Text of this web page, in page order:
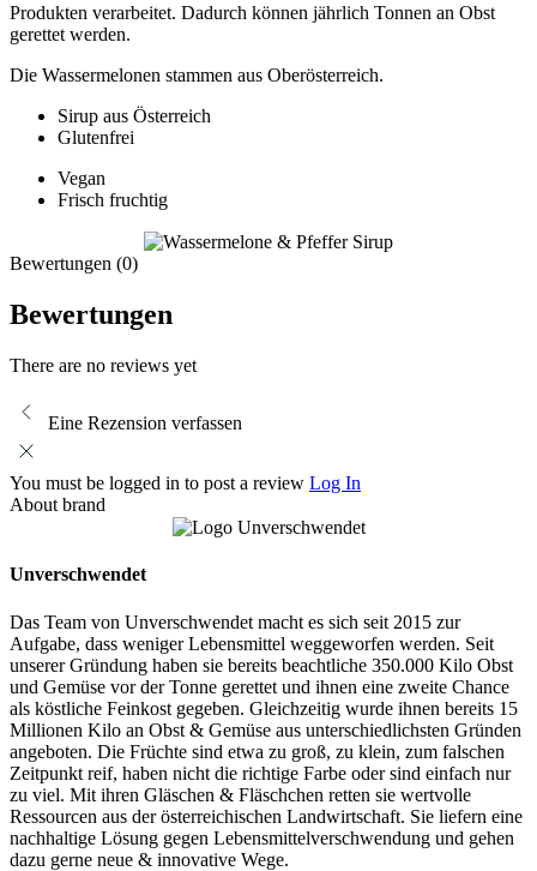
Produkten verarbeitet. Dadurch können jährlich Tonnen an Obst
gerettet werden.
Die Wassermelonen stammen aus Oberösterreich.
Sirup aus Österreich
Glutenfrei
Vegan
Frisch fruchtig
Bewertungen (0)
Bewertungen
There are no reviews yet
Eine Rezension verfassen
You must be logged in to post a review Log In
About brand
Unverschwendet
Das Team von Unverschwendet macht es sich seit 2015 zur
Aufgabe, dass weniger Lebensmittel weggeworfen werden. Seit
unserer Gründung haben sie bereits beachtliche 350.000 Kilo Obst
und Gemüse vor der Tonne gerettet und ihnen eine zweite Chance
als köstliche Feinkost gegeben. Gleichzeitig wurde ihnen bereits 15
Millionen Kilo an Obst & Gemüse aus unterschiedlichsten Gründen
angeboten. Die Früchte sind etwa zu groß, zu klein, zum falschen
Zeitpunkt reif, haben nicht die richtige Farbe oder sind einfach nur
zu viel. Mit ihren Gläschen & Fläschchen retten sie wertvolle
Ressourcen aus der österreichischen Landwirtschaft. Sie liefern eine
nachhaltige Lösung gegen Lebensmittelverschwendung und gehen
dazu gerne neue & innovative Wege.